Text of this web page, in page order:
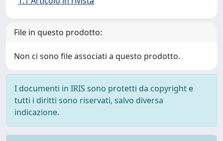
File in questo prodotto:
Non ci sono file associati a questo prodotto.
I documenti in IRIS sono protetti da copyright e
tutti i diritti sono riservati, salvo diversa
indicazione.